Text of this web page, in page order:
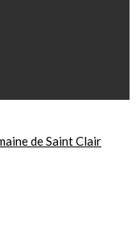
de Saint Clair